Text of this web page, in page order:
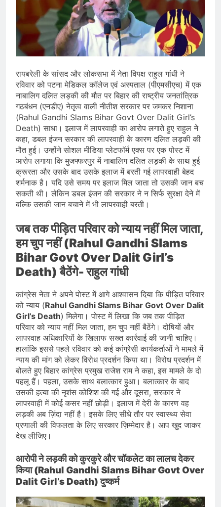
जारी किया, दिल्ली-NCR समेत कई क्षेत्रों में
जलभराव और बाढ़ की आशंका
August 6, 2026
जंतर-मंतर पुलिस कार्रवाई पर संसद में विपक्ष
का हंगामा तेज़, सरकार से जवाब की मांग
August 6, 2026
राष्ट्रीय हथकरघा दिवस की तैयारियाँ तेज़,
देशभर में बुनकरों और हस्तशिल्प प्रदर्शनियों का
होगा आयोजन
August 5, 2026
रायबरेली के सांसद और लोकसभा में नेता विपक्ष राहुल गांधी ने
रविवार को पटना मेडिकल कॉलेज एवं अस्पताल (पीएमसीएच) में एक
नाबालिग दलित लड़की की मौत पर बिहार की राष्ट्रीय जनतांत्रिक
गठबंधन (एनडीए) नेतृत्व वाली नीतीश सरकार पर जमकर निशाना
(Rahul Gandhi Slams Bihar Govt Over Dalit Girl’s
Death) साधा। इलाज में लापरवाही का आरोप लगाते हुए राहुल ने
कहा, डबल इंजन सरकार की लापरवाही के कारण दलित लड़की की
मौत हुई। उन्होंने सोशल मीडिया प्लेटफॉर्म एक्स पर एक पोस्ट में
आरोप लगाया कि मुजफ्फरपुर में नाबालिग दलित लड़की के साथ हुई
क्रूरता और उसके बाद उसके इलाज में बरती गई लापरवाही बेहद
शर्मनाक है। यदि उसे समय पर इलाज मिल जाता तो उसकी जान बच
सकती थी। लेकिन डबल इंजन की सरकार ने न सिर्फ सुरक्षा देने में
बल्कि उसकी जान बचाने में भी लापरवाही बरती।
जब तक पीड़ित परिवार को न्याय नहीं मिल जाता,
हम चुप नहीं (Rahul Gandhi Slams
Bihar Govt Over Dalit Girl’s
Death) बैठेंगे- राहुल गांधी
कांग्रेस नेता ने अपने पोस्ट में आगे आश्वासन दिया कि पीड़ित परिवार
को न्याय (Rahul Gandhi Slams Bihar Govt Over Dalit
Girl’s Death) मिलेगा। पोस्ट में लिखा कि जब तक पीड़ित
परिवार को न्याय नहीं मिल जाता, हम चुप नहीं बैठेंगे। दोषियों और
लापरवाह अधिकारियों के खिलाफ सख्त कार्रवाई की जानी चाहिए।
हालांकि इससे पहले रविवार को कई कांग्रेसी कार्यकर्ताओं ने मामले में
न्याय की मांग को लेकर विरोध प्रदर्शन किया था। विरोध प्रदर्शन में
बोलते हुए बिहार कांग्रेस प्रमुख राजेश राम ने कहा, इस मामले के दो
पहलू हैं। पहला, उसके साथ बलात्कार हुआ। बलात्कार के बाद
उसकी हत्या की नृशंस कोशिश की गई और दूसरा, सरकार ने
लापरवाही में कोई कसर नहीं छोड़ी। इलाज में देरी के कारण वह
लड़की अब ज़िंदा नहीं है। इसके लिए सीधे तौर पर स्वास्थ्य सेवा
प्रणाली की विफलता के लिए सरकार ज़िम्मेदार है। आप खुद जाकर
देख लीजिए।
आरोपी ने लड़की को कुरकुरे और चॉकलेट का लालच देकर
किया (Rahul Gandhi Slams Bihar Govt Over
Dalit Girl’s Death) दुष्कर्म